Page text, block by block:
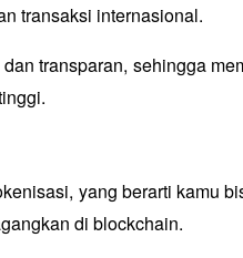
transaksi internasional.
transparan, sehingga
, yang berarti kamu
di blockchain.